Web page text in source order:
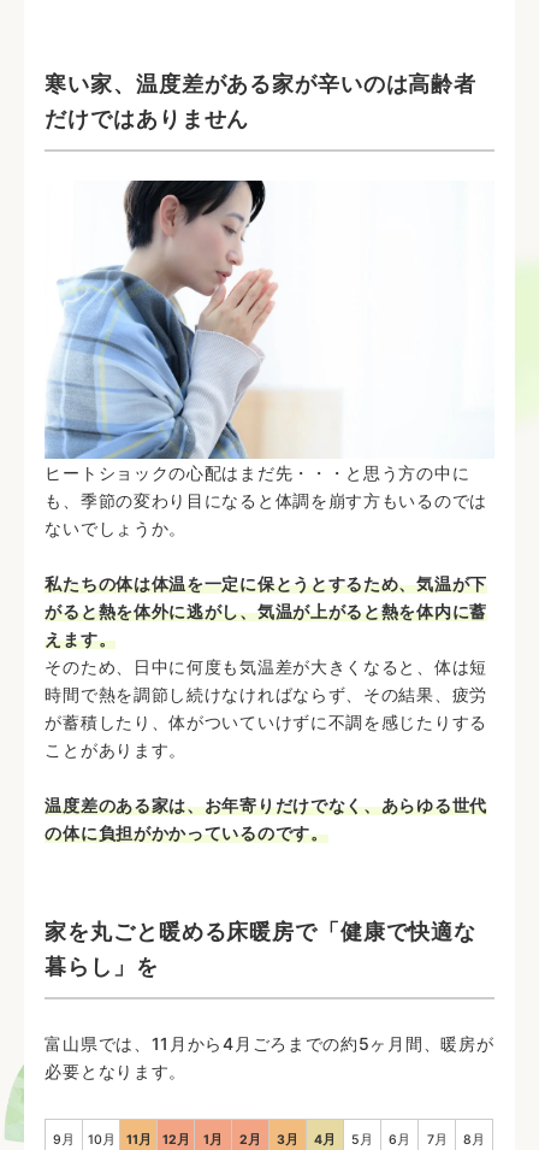
寒い家、温度差がある家が辛いのは高齢者
だけではありません
ヒートショックの心配はまだ先・・・と思う方の中に
も、季節の変わり目になると体調を崩す方もいるのでは
ないでしょうか。
私たちの体は体温を一定に保とうとするため、気温が下
がると熱を体外に逃がし、気温が上がると熱を体内に蓄
えます。
そのため、日中に何度も気温差が大きくなると、体は短
時間で熱を調節し続けなければならず、その結果、疲労
が蓄積したり、体がついていけずに不調を感じたりする
ことがあります。
温度差のある家は、お年寄りだけでなく、あらゆる世代
の体に負担がかかっているのです。
家を丸ごと暖める床暖房で「健康で快適な
暮らし」を
富山県では、11月から4月ごろまでの約5ヶ月間、暖房が
必要となります。
9 月 10月 11 月 12 月 1 月 2 月 3月 4月 5 月 6 月 7月 8 月